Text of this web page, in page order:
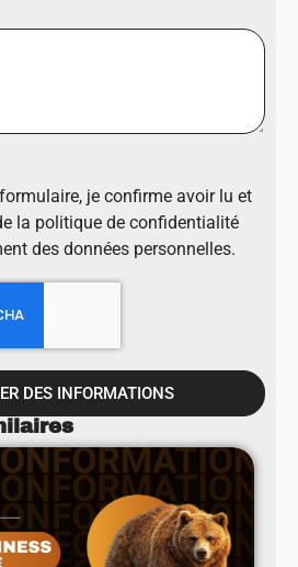
je confirme avoir lu et
la politique de confidentialité
des données personnelles.
DES INFORMATIONS